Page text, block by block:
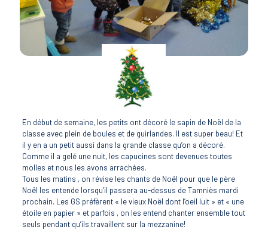
En début de semaine, les petits ont décoré le sapin de Noël de la
classe avec plein de boules et de guirlandes. Il est super beau! Et
il y en a un petit aussi dans la grande classe qu’on a décoré.
Comme il a gelé une nuit, les capucines sont devenues toutes
molles et nous les avons arrachées.
Tous les matins , on révise les chants de Noël pour que le père
Noël les entende lorsqu’il passera au-dessus de Tamniès mardi
prochain. Les GS préfèrent « le vieux Noël dont l’oeil luit » et « une
étoile en papier » et parfois , on les entend chanter ensemble tout
seuls pendant qu’ils travaillent sur la mezzanine!